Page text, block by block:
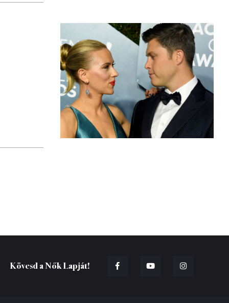
Kövesd a Nők Lapját!